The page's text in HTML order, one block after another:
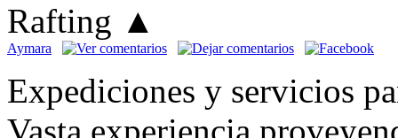
Rafting ▲
Aymara
Expediciones y servicios
Vasta experiencia